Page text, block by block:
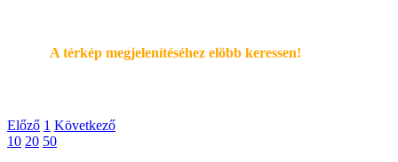
A térkép megjelenítéséhez elöbb keressen!
Előző 1 Következő
10 20 50